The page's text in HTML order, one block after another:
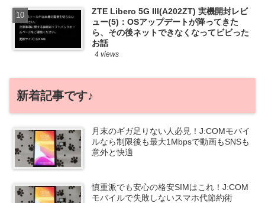
ZTE Libero 5G III(A202ZT) 実機開封レビ
ュー(5)：OSアップデートが降ってきた
ら、その後ネットできなくなってビビった
お話
4 views
新着記事です♪
月末のギガ足りない人必見！J:COMモバイ
ルなら制限後も最大1Mbpsで動画もSNSも
意外と快適
慎重派でも安心の格安SIMはこれ！J:COM
モバイルで失敗しないスマホ代節約術